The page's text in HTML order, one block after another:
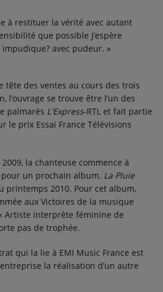
à restituer la vérité avec autant
que possible J’espère
avec pudeur. »
tête des ventes au cours des trois
l’ouvrage se trouve être l’un des
palmarès L'Express-RTL et fait partie
le prix Essai France Télévisions
la chanteuse commence à
un prochain album. La Pluie
printemps 2010. Pour cet album,
aux Victoires de la musique
Artiste interprète féminine de
pas de trophée.
qui la lie à EMI Music France est
la réalisation d’un autre